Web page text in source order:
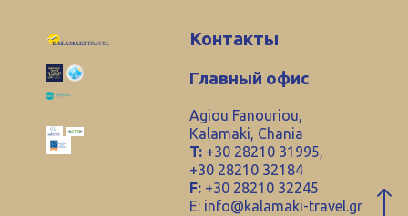
Контакты
Главный офис
Agiou Fanouriou,
Kalamaki, Chania
T: +30 28210 31995,
+30 28210 32184
F: +30 28210 32245
E: info@kalamaki-travel.gr